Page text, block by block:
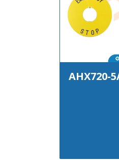
AHX720-